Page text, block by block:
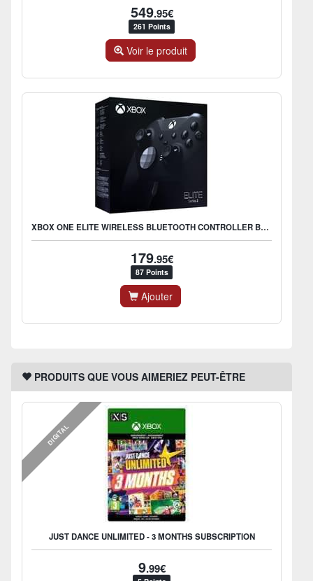
549.95€
261 Points
Voir le produit
XBOX ONE ELITE WIRELESS BLUETOOTH CONTROLLER BLACK SERIES 2
179.95€
87 Points
Ajouter
PRODUITS QUE VOUS AIMERIEZ PEUT-ÊTRE
JUST DANCE UNLIMITED - 3 MONTHS SUBSCRIPTION
9.99€
DIGITAL